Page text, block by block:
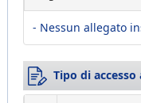
- Nessun allegato
Tipo di